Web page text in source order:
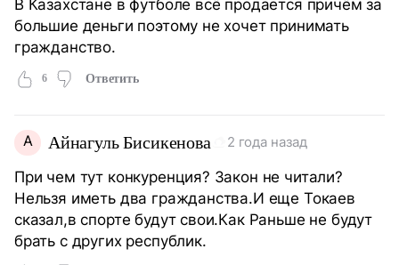
большие деньги поэтому не хочет принимать
гражданство.
6 Ответить
А Айнагуль Бисикенова 2 года назад
При чем тут конкуренция? Закон не читали?
Нельзя иметь два гражданства.И еще Токаев
сказал,в спорте будут свои.Как Раньше не будут
брать с других республик.